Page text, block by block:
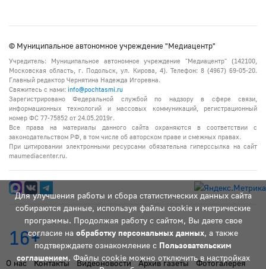
Для улучшения работы и сбора статистических данных сайта
собираются данные, используя файлы cookie и метрические
программы. Продолжая работу с сайтом, Вы даете свое
согласие на обработку персональных данных, а также
подтверждаете ознакомление с Пользовательским
соглашением. Файлы cookie можно отключить в настройках
© Муниципальное автономное учреждение "Медиацентр"
Учредитель: Муниципальное автономное учреждение "Медиацентр" (142100,
Московская область, г. Подольск, ул. Кирова, 4). Телефон: 8 (4967) 69-05-20.
Главный редактор Чернятина Надежда Игоревна.
Свяжитесь с нами: info@pochtasmi.ru
Зарегистрировано Федеральной службой по надзору в сфере связи,
информационных технологий и массовых коммуникаций, регистрационный
номер ФС 77-75852 от 24.05.2019г.
Все права на материалы данного сайта охраняются в соответствии с
законодательством РФ, в том числе об авторском праве и смежных правах.
При цитировании электронными ресурсами обязательна гиперссылка на сайт
maumediacenter.ru.
16+
О нас Контакты Видеоновости Архив газеты Фотогалерея